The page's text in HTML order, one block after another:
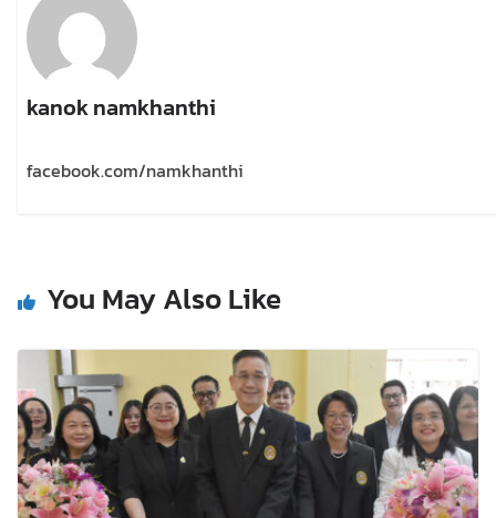
kanok namkhanthi
facebook.com/namkhanthi
You May Also Like